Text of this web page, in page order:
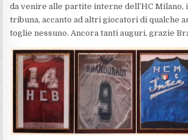
da venire alle partite interne dell’HC Milano,
tribuna, accanto ad altri giocatori di qualche
toglie nessuno. Ancora tanti auguri, grazie